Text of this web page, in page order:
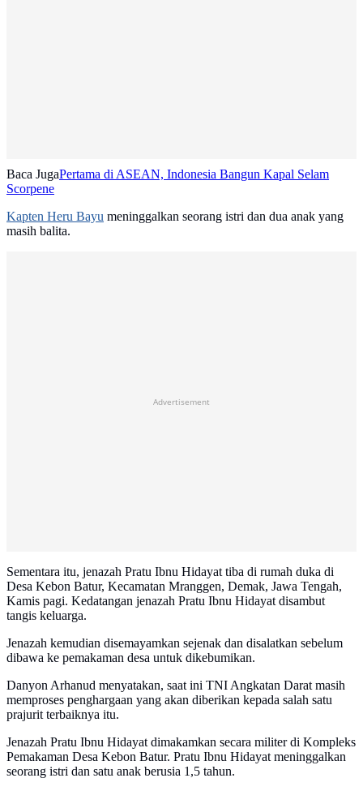
Baca JugaPertama di ASEAN, Indonesia Bangun Kapal Selam
Scorpene
Kapten Heru Bayu meninggalkan seorang istri dan dua anak yang
masih balita.
Advertisement
Sementara itu, jenazah Pratu Ibnu Hidayat tiba di rumah duka di
Desa Kebon Batur, Kecamatan Mranggen, Demak, Jawa Tengah,
Kamis pagi. Kedatangan jenazah Pratu Ibnu Hidayat disambut
tangis keluarga.
Jenazah kemudian disemayamkan sejenak dan disalatkan sebelum
dibawa ke pemakaman desa untuk dikebumikan.
Danyon Arhanud menyatakan, saat ini TNI Angkatan Darat masih
memproses penghargaan yang akan diberikan kepada salah satu
prajurit terbaiknya itu.
Jenazah Pratu Ibnu Hidayat dimakamkan secara militer di Kompleks
Pemakaman Desa Kebon Batur. Pratu Ibnu Hidayat meninggalkan
seorang istri dan satu anak berusia 1,5 tahun.